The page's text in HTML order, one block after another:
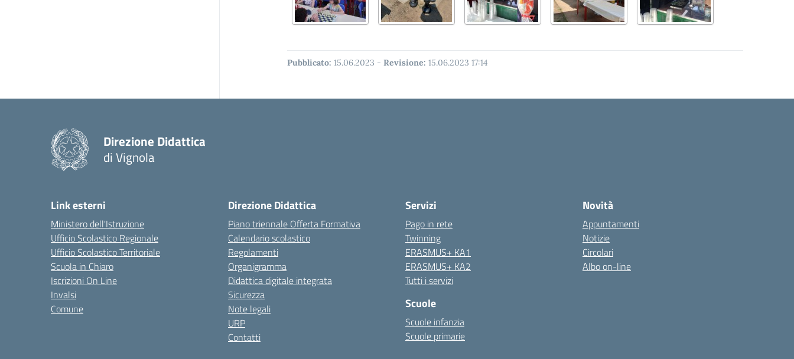
Pubblicato: 15.06.2023 - Revisione: 15.06.2023 17:14
Direzione Didattica
di Vignola
Link esterni
Ministero dell'Istruzione
Ufficio Scolastico Regionale
Ufficio Scolastico Territoriale
Scuola in Chiaro
Iscrizioni On Line
Invalsi
Comune
Direzione Didattica
Piano triennale Offerta Formativa
Calendario scolastico
Regolamenti
Organigramma
Didattica digitale integrata
Sicurezza
Note legali
URP
Contatti
Servizi
Pago in rete
Twinning
ERASMUS+ KA1
ERASMUS+ KA2
Tutti i servizi
Scuole
Scuole infanzia
Scuole primarie
Novità
Appuntamenti
Notizie
Circolari
Albo on-line